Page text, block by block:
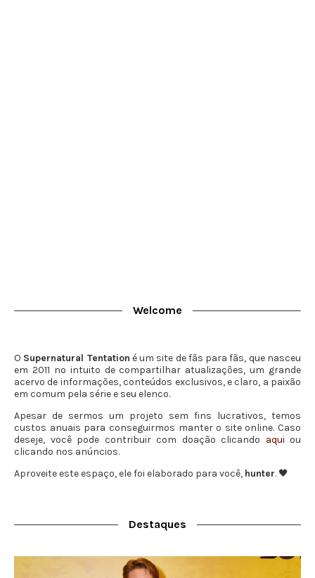
Welcome
O Supernatural Tentation é um site de fãs para fãs, que nasceu
em 2011 no intuito de compartilhar atualizações, um grande
acervo de informações, conteúdos exclusivos, e claro, a paixão
em comum pela série e seu elenco.
Apesar de sermos um projeto sem fins lucrativos, temos
custos anuais para conseguirmos manter o site online. Caso
deseje, você pode contribuir com doação clicando aqui ou
clicando nos anúncios.
Aproveite este espaço, ele foi elaborado para você, hunter. 🖤
Destaques